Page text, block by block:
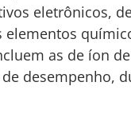
eletrônicos,
as de íon
desempenho,